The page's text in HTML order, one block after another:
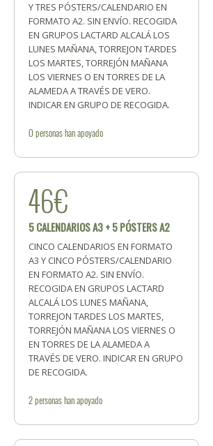
Y TRES PÓSTERS/CALENDARIO EN
FORMATO A2. SIN ENVÍO. RECOGIDA
EN GRUPOS LACTARD ALCALÁ LOS
LUNES MAÑANA, TORREJON TARDES
LOS MARTES, TORREJÓN MAÑANA
LOS VIERNES O EN TORRES DE LA
ALAMEDA A TRAVÉS DE VERO.
INDICAR EN GRUPO DE RECOGIDA.
0 personashan apoyado
46€
5 CALENDARIOS A3 + 5 PÓSTERS A2
CINCO CALENDARIOS EN FORMATO
A3 Y CINCO PÓSTERS/CALENDARIO
EN FORMATO A2. SIN ENVÍO.
RECOGIDA EN GRUPOS LACTARD
ALCALÁ LOS LUNES MAÑANA,
TORREJON TARDES LOS MARTES,
TORREJÓN MAÑANA LOS VIERNES O
EN TORRES DE LA ALAMEDA A
TRAVÉS DE VERO. INDICAR EN GRUPO
DE RECOGIDA.
2personashan apoyado